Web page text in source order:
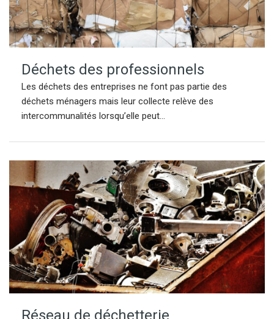
Déchets des professionnels
Les déchets des entreprises ne font pas partie des
déchets ménagers mais leur collecte relève des
intercommunalités lorsqu’elle peut...
Réseau de déchetterie